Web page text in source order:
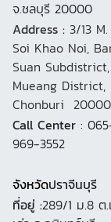
จ.ชลบุรี 20000
Address : 3/13 M.
Soi Khao Noi,
Suan Subdistrict,
Mueang District,
Chonburi 20000
Call Center :
969-3552
จังหวัดปราจีนบุรี
ที่อยู่ :289/1 ม.8 ต.